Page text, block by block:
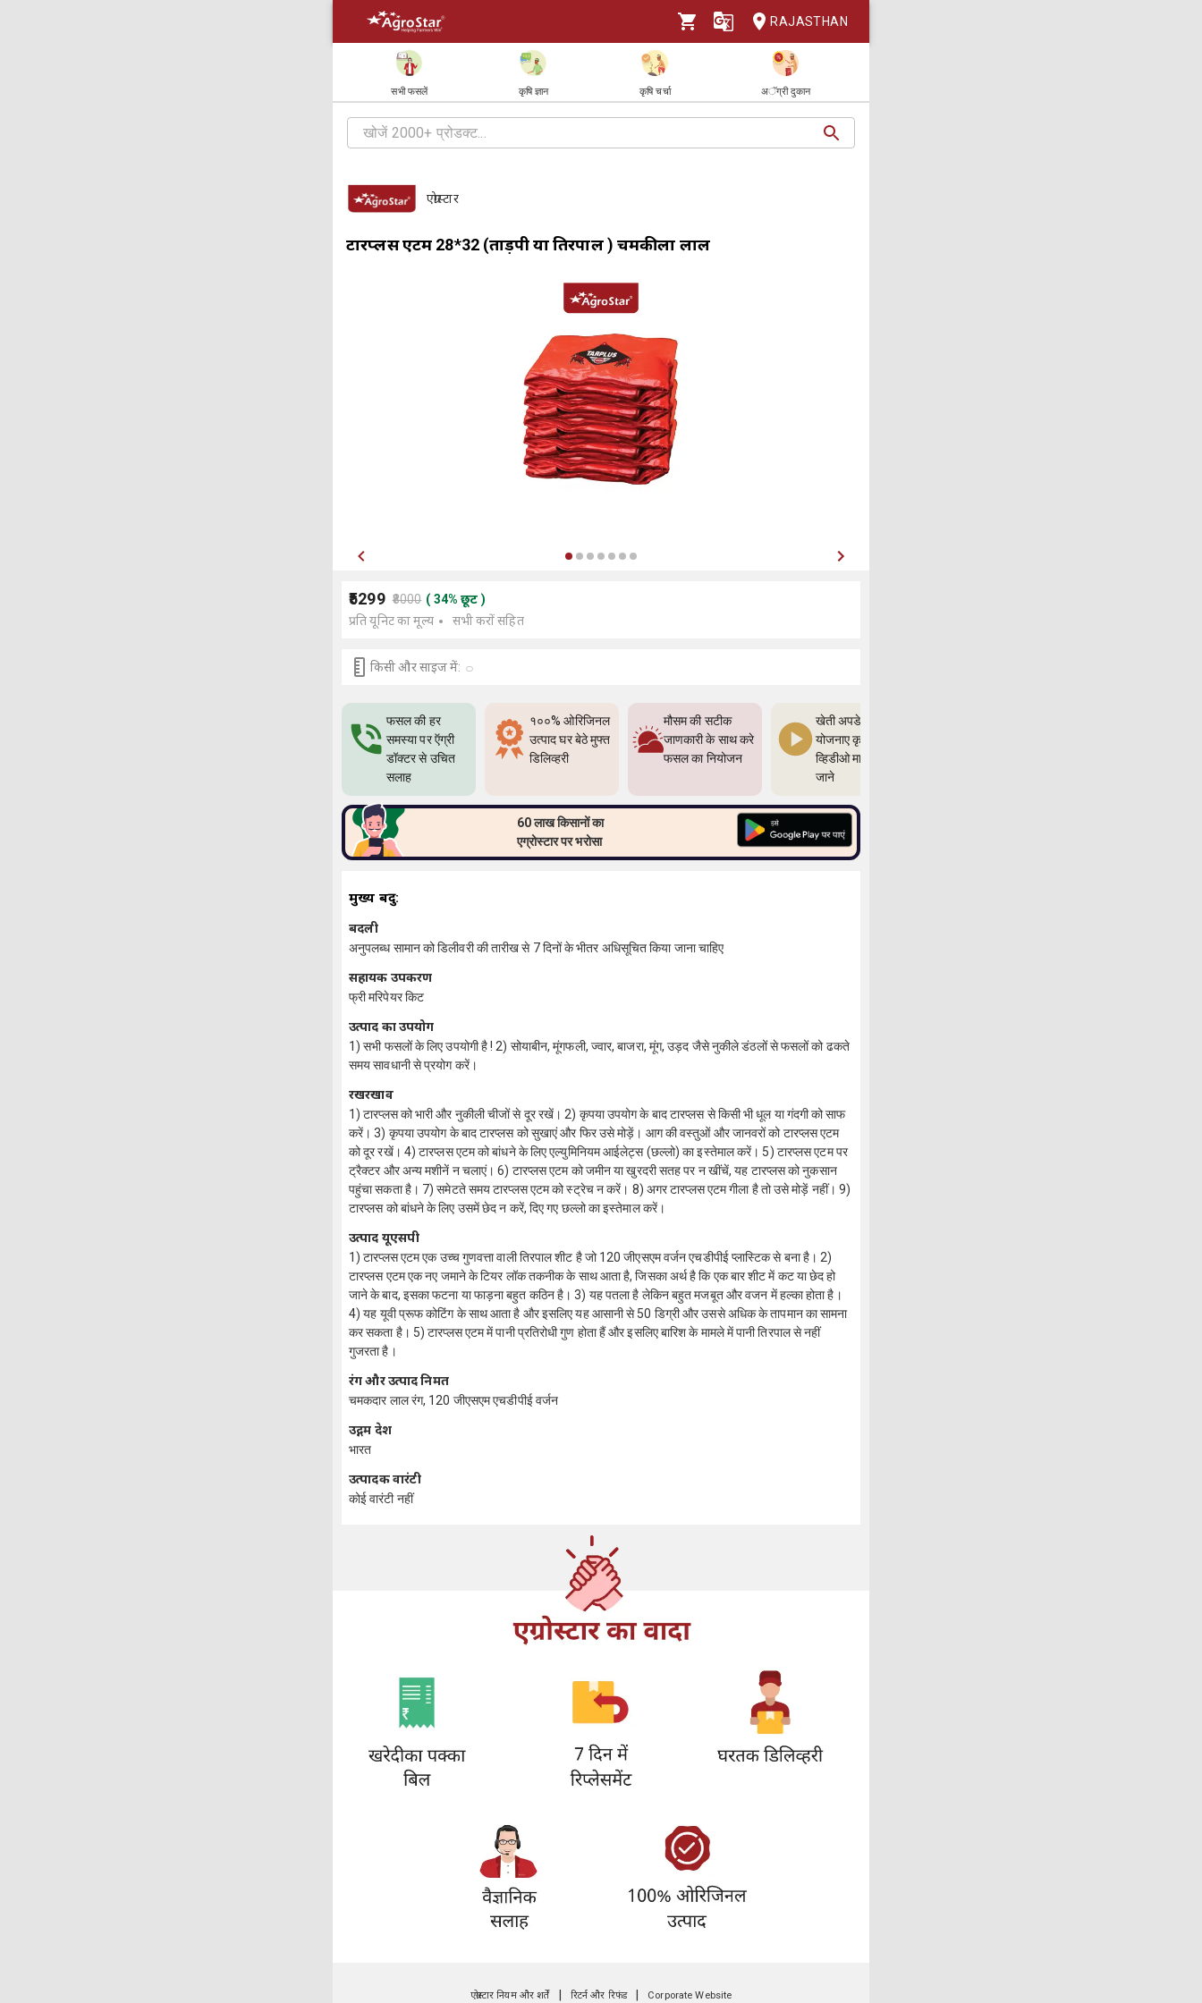
RAJASTHAN
सभी फसलें कृषि ज्ञान कृषि चर्चा अॅग्री दुकान
एग्रोस्टार
टारप्लस एटम 28*32 (ताड़पत्री या तिरपाल ) चमकीला लाल
₹5299 ₹8000 ( 34% छूट )
प्रति यूनिट का मूल्य
सभी करों सहित
किसी और साइज में:
फसल की हर
समस्या पर ऍग्री
डॉक्टर से उचित
सलाह
१००% ओरिजिनल
उत्पाद घर बेठे मुफ्त
डिलिव्हरी
मौसम की सटीक
जाणकारी के साथ करे
फसल का नियोजन
खेती अपडेत,और
योजनाए कृषी ज्ञान
व्हिडीओ माध्यम से
जाने
60 लाख किसानों का
एग्रोस्टार पर भरोसा
मुख्य बिंदु:
बदली
अनुपलब्ध सामान को डिलीवरी की तारीख से 7 दिनों के भीतर अधिसूचित किया जाना चाहिए
सहायक उपकरण
फ्री मरिपेयर किट
उत्पाद का उपयोग
1) सभी फसलों के लिए उपयोगी है ! 2) सोयाबीन, मूंगफली, ज्वार, बाजरा, मूंग, उड़द जैसे नुकीले डंठलों से फसलों को ढकते
समय सावधानी से प्रयोग करें।
रखरखाव
1) टारप्लस को भारी और नुकीली चीजों से दूर रखें। 2) कृपया उपयोग के बाद टारप्लस से किसी भी धूल या गंदगी को साफ
करें। 3) कृपया उपयोग के बाद टारप्लस को सुखाएं और फिर उसे मोड़ें। आग की वस्तुओं और जानवरों को टारप्लस एटम
को दूर रखें। 4) टारप्लस एटम को बांधने के लिए एल्युमिनियम आईलेट्स (छल्लो) का इस्तेमाल करें। 5) टारप्लस एटम पर
ट्रैक्टर और अन्य मशीनें न चलाएं। 6) टारप्लस एटम को जमीन या खुरदरी सतह पर न खींचें, यह टारप्लस को नुकसान
पहुंचा सकता है। 7) समेटते समय टारप्लस एटम को स्ट्रेच न करें। 8) अगर टारप्लस एटम गीला है तो उसे मोड़ें नहीं। 9)
टारप्लस को बांधने के लिए उसमें छेद न करें, दिए गए छल्लो का इस्तेमाल करें।
उत्पाद यूएसपी
1) टारप्लस एटम एक उच्च गुणवत्ता वाली तिरपाल शीट है जो 120 जीएसएम वर्जन एचडीपीई प्लास्टिक से बना है। 2)
टारप्लस एटम एक नए जमाने के टियर लॉक तकनीक के साथ आता है, जिसका अर्थ है कि एक बार शीट में कट या छेद हो
जाने के बाद, इसका फटना या फाड़ना बहुत कठिन है। 3) यह पतला है लेकिन बहुत मजबूत और वजन में हल्का होता है।
4) यह यूवी प्रूफ कोटिंग के साथ आता है और इसलिए यह आसानी से 50 डिग्री और उससे अधिक के तापमान का सामना
कर सकता है। 5) टारप्लस एटम में पानी प्रतिरोधी गुण होता हैं और इसलिए बारिश के मामले में पानी तिरपाल से नहीं
गुजरता है।
रंग और उत्पाद निर्मित
चमकदार लाल रंग, 120 जीएसएम एचडीपीई वर्जन
उद्गम देश
भारत
उत्पादक वारंटी
कोई वारंटी नहीं
एग्रोस्टार नियम और शर्तें रिटर्न और रिफंड Corporate Website